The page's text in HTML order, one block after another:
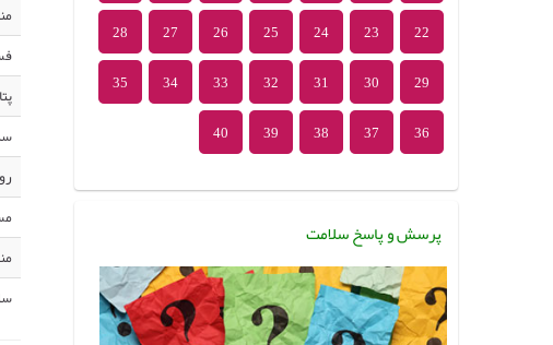
22
23
24
25
26
27
28
29
30
31
32
33
34
35
36
37
38
39
40
پرسش و پاسخ سلامت